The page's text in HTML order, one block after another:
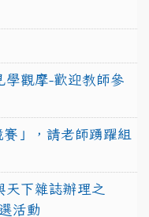
學觀摩-歡迎教師參
」，請老師踴躍組
天下雜誌辦理之
活動